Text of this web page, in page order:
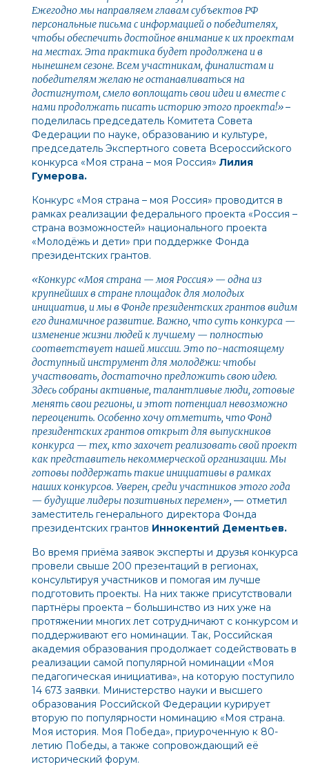
Ежегодно мы направляем главам субъектов РФ
персональные письма с информацией о победителях,
чтобы обеспечить достойное внимание к их проектам
на местах. Эта практика будет продолжена и в
нынешнем сезоне. Всем участникам, финалистам и
победителям желаю не останавливаться на
достигнутом, смело воплощать свои идеи и вместе с
нами продолжать писать историю этого проекта!»–
поделилась председатель Комитета Совета
Федерации по науке, образованию и культуре,
председатель Экспертного совета Всероссийского
конкурса «Моя страна – моя Россия» Лилия
Гумерова.
Конкурс «Моя страна – моя Россия» проводится в
рамках реализации федерального проекта «Россия –
страна возможностей» национального проекта
«Молодёжь и дети» при поддержке Фонда
президентских грантов.
«Конкурс «Моя страна — моя Россия» — одна из
крупнейших в стране площадок для молодых
инициатив, и мы в Фонде президентских грантов видим
его динамичное развитие. Важно, что суть конкурса —
изменение жизни людей к лучшему — полностью
соответствует нашей миссии. Это по-настоящему
доступный инструмент для молодёжи: чтобы
участвовать, достаточно предложить свою идею.
Здесь собраны активные, талантливые люди, готовые
менять свои регионы, и этот потенциал невозможно
переоценить. Особенно хочу отметить, что Фонд
президентских грантов открыт для выпускников
конкурса — тех, кто захочет реализовать свой проект
как представитель некоммерческой организации. Мы
готовы поддержать такие инициативы в рамках
наших конкурсов. Уверен, среди участников этого года
— будущие лидеры позитивных перемен», — отметил
заместитель генерального директора Фонда
президентских грантов Иннокентий Дементьев.
Во время приёма заявок эксперты и друзья конкурса
провели свыше 200 презентаций в регионах,
консультируя участников и помогая им лучше
подготовить проекты. На них также присутствовали
партнёры проекта – большинство из них уже на
протяжении многих лет сотрудничают с конкурсом и
поддерживают его номинации. Так, Российская
академия образования продолжает содействовать в
реализации самой популярной номинации «Моя
педагогическая инициатива», на которую поступило
14 673 заявки. Министерство науки и высшего
образования Российской Федерации курирует
вторую по популярности номинацию «Моя страна.
Моя история. Моя Победа», приуроченную к 80-
летию Победы, а также сопровождающий её
исторический форум.